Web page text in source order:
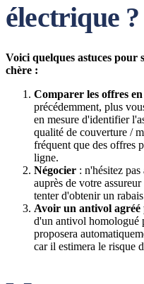
électrique ?
Voici quelques astuces pour
chère :
Comparer les offres
précédemment, plus
en mesure d'identifier
qualité de couverture /
fréquent que des offres
ligne.
Négocier : n'hésitez
auprès de votre
tenter d'obtenir un
Avoir un antivol agréé
d'un antivol homologué
proposera
car il estimera le risque